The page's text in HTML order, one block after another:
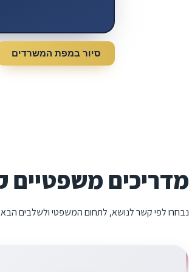
סיור במפת המשרדים
מדריכים משפטיים
נבחרו לפי קשר לנושא, לתחום המשפטי ולשלבים